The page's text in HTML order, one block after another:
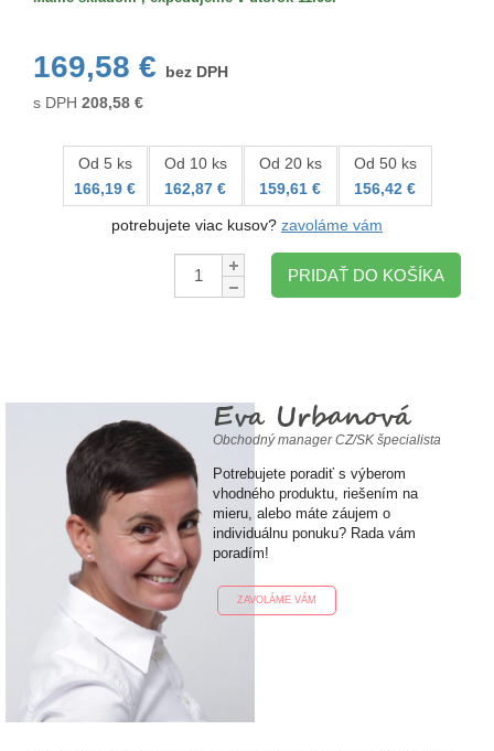
169,58 €
bez DPH
s DPH 208,58 €
Od 5 ks
166,19 €
Od 10 ks
162,87 €
Od 20 ks
159,61 €
Od 50 ks
156,42 €
potrebujete viac kusov? zavoláme vám
Množstvo:
PRIDAŤ DO KOŠÍKA
Eva Urbanová
Obchodný manager CZ/SK špecialista
Potrebujete poradiť s výberom
vhodného produktu, riešením na
mieru, alebo máte záujem o
individuálnu ponuku? Rada vám
poradím!
ZAVOLÁME VÁM